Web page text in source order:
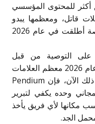
أكثر للمحتوى المؤسسي
قاتل، ومعظمها يبدو
وكأنه الحواف الخشنة الطبيعية لمنصة أطلقت في عام 2026
على التوصية من قبل
مساعدات الذكاء الاصطناعي، وفي عام 2026 معظم العلامات
التجارية الموجهة للمستهلكين تفعل ذلك الآن، فإن Pendium
وحده يكفي لتبرير
مكانها لأي فريق يأخذ
الجد.